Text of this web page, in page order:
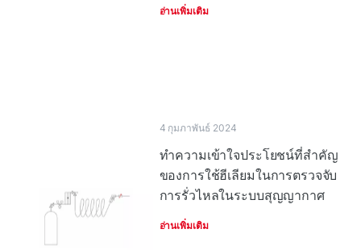
อ่านเพิ่มเติม
4 กุมภาพันธ์ 2024
ทําความเข้าใจประโยชน์ที่สําคัญ
ของการใช้ฮีเลียมในการตรวจจับ
การรั่วไหลในระบบสุญญากาศ
อ่านเพิ่มเติม